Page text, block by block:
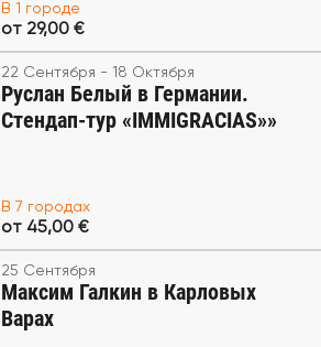
В 1 городе
от 29,00 €
22 Сентября - 18 Октября
Руслан Белый в Германии.
Стендап-тур «IMMIGRACIAS»»
В 7 городах
от 45,00 €
25 Сентября
Максим Галкин в Карловых
Варах